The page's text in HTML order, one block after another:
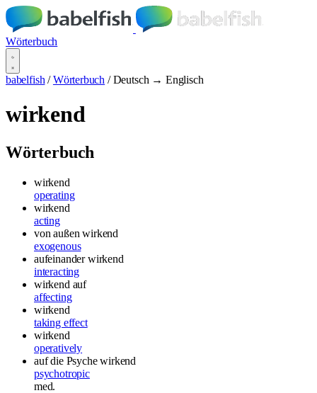
Wörterbuch
babelfish / Wörterbuch / Deutsch → Englisch
wirkend
Wörterbuch
wirkend
operating
wirkend
acting
von außen wirkend
exogenous
aufeinander wirkend
interacting
wirkend auf
affecting
wirkend
taking effect
wirkend
operatively
auf die Psyche wirkend
psychotropic
med.